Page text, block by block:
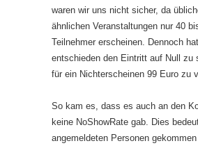
waren wir uns nicht sicher, da
ähnlichen Veranstaltungen nur 40
Teilnehmer erscheinen. Dennoch
entschieden den Eintritt auf Null zu
für ein Nichterscheinen 99 Euro zu
So kam es, dass es auch an den
keine NoShowRate gab. Dies
angemeldeten Personen